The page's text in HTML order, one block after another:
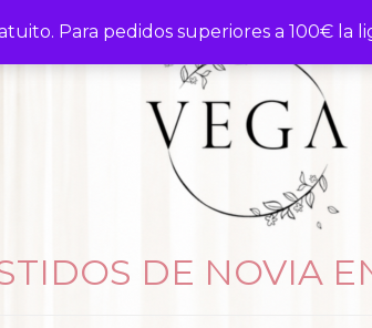
Para pedidos superiores a 100€ la
DE NOVIA